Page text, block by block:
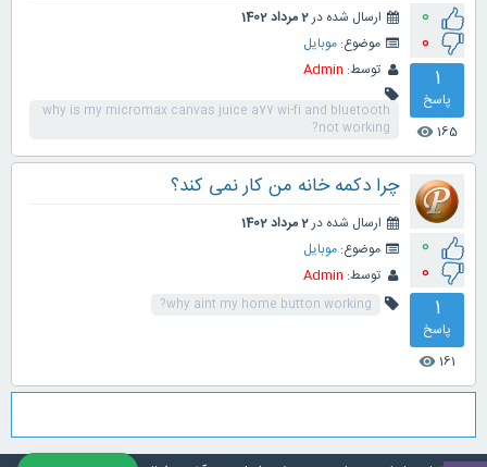
0
0
1
پاسخ
165
visibility
ارسال شده در2 مرداد 1402
موضوع: موبایل
توسط: Admin
why is my micromax canvas juice a77 wi-fi and bluetooth
not working?
0
0
1
پاسخ
161
visibility
چرا دکمه خانه من کار نمی کند؟
ارسال شده در2 مرداد 1402
موضوع: موبایل
توسط: Admin
why aint my home button working?